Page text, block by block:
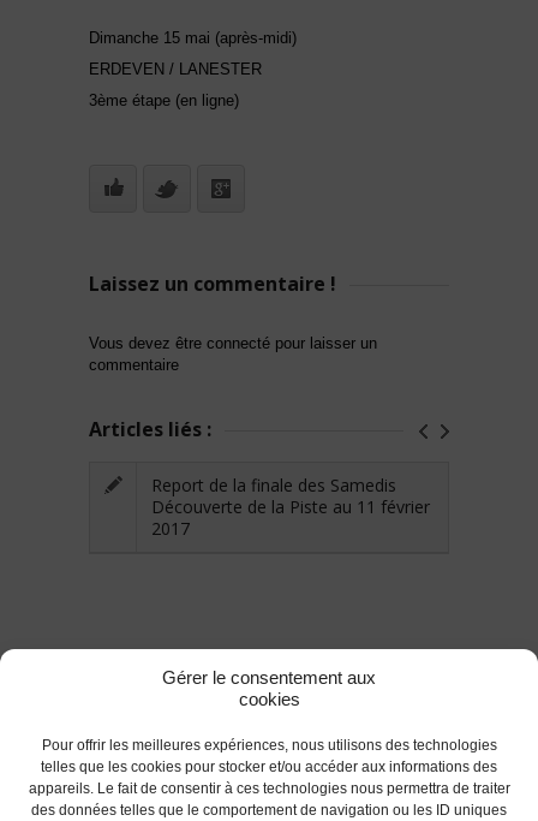
Gérer le consentement aux
cookies
Pour offrir les meilleures expériences, nous utilisons des technologies
telles que les cookies pour stocker et/ou accéder aux informations des
appareils. Le fait de consentir à ces technologies nous permettra de traiter
des données telles que le comportement de navigation ou les ID uniques
Dimanche 15 mai (après-midi)
ERDEVEN / LANESTER
3ème étape (en ligne)
Laissez un commentaire !
Vous devez être connecté pour laisser un
commentaire
Articles liés :
Report de la finale des Samedis
Découverte de la Piste au 11 février
2017